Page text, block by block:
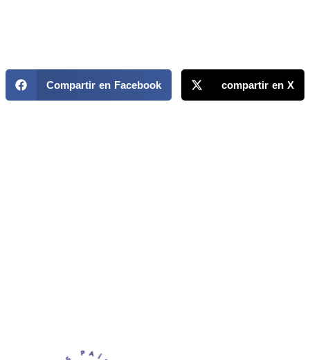
Compartir en Facebook compartir en X